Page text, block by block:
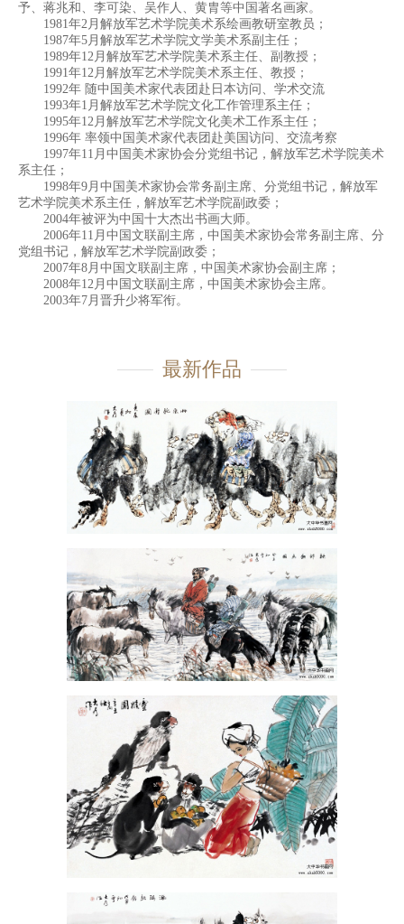
予、蒋兆和、李可染、吴作人、黄胄等中国著名画家。
1981年2月解放军艺术学院美术系绘画教研室教员；
1987年5月解放军艺术学院文学美术系副主任；
1989年12月解放军艺术学院美术系主任、副教授；
1991年12月解放军艺术学院美术系主任、教授；
1992年 随中国美术家代表团赴日本访问、学术交流
1993年1月解放军艺术学院文化工作管理系主任；
1995年12月解放军艺术学院文化美术工作系主任；
1996年 率领中国美术家代表团赴美国访问、交流考察
1997年11月中国美术家协会分党组书记，解放军艺术学院美术
系主任；
1998年9月中国美术家协会常务副主席、分党组书记，解放军
艺术学院美术系主任，解放军艺术学院副政委；
2004年被评为中国十大杰出书画大师。
2006年11月中国文联副主席，中国美术家协会常务副主席、分
党组书记，解放军艺术学院副政委；
2007年8月中国文联副主席，中国美术家协会副主席；
2008年12月中国文联副主席，中国美术家协会主席。
2003年7月晋升少将军衔。
最新作品